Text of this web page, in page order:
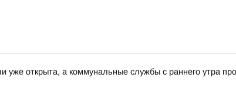
открыта, а коммунальные службы с раннего утра